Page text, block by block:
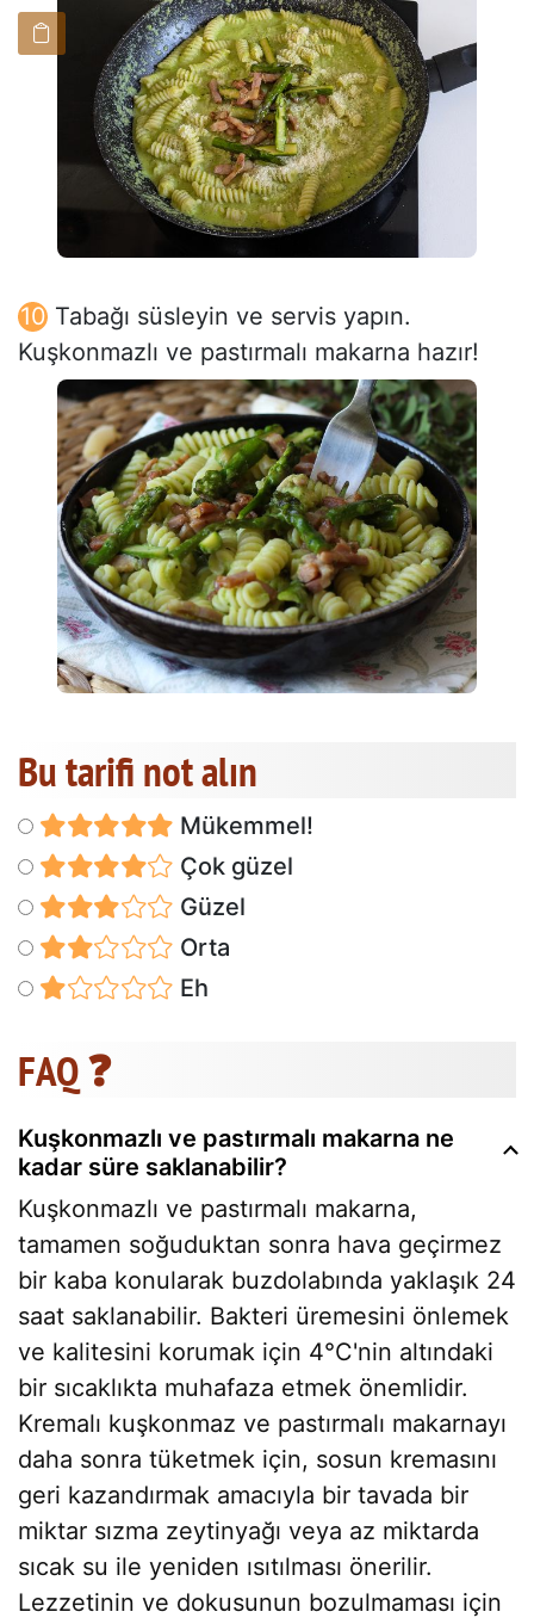
Tabağı süsleyin ve servis yapın.
Kuşkonmazlı ve pastırmalı makarna hazır!
Bu tarifi not alın
Mükemmel!
Çok güzel
Güzel
Orta
Eh
FAQ ❓
Kuşkonmazlı ve pastırmalı makarna ne
kadar süre saklanabilir?
Kuşkonmazlı ve pastırmalı makarna,
tamamen soğuduktan sonra hava geçirmez
bir kaba konularak buzdolabında yaklaşık 24
saat saklanabilir. Bakteri üremesini önlemek
ve kalitesini korumak için 4°C'nin altındaki
bir sıcaklıkta muhafaza etmek önemlidir.
Kremalı kuşkonmaz ve pastırmalı makarnayı
daha sonra tüketmek için, sosun kremasını
geri kazandırmak amacıyla bir tavada bir
miktar sızma zeytinyağı veya az miktarda
sıcak su ile yeniden ısıtılması önerilir.
Lezzetinin ve dokusunun bozulmaması için